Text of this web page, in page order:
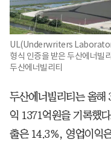
UL(Underwriters
형식 인증을 받은 두산에너빌
두산에너빌리티
두산에너빌리티는 올해
익 1371억원을 기록했
출은 14.3%, 영업이익